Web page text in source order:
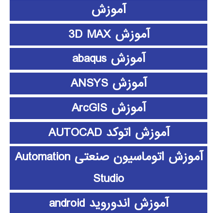
آموزش
آموزش 3D MAX
آموزش abaqus
آموزش ANSYS
آموزش ArcGIS
آموزش اتوکد AUTOCAD
آموزش اتوماسیون صنعتی Automation
Studio
آموزش اندوروید android